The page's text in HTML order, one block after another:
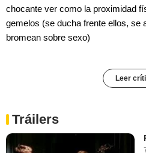
chocante ver como la proximidad
gemelos (se ducha frente ellos, se
bromean sobre sexo)
Leer
Tráilers